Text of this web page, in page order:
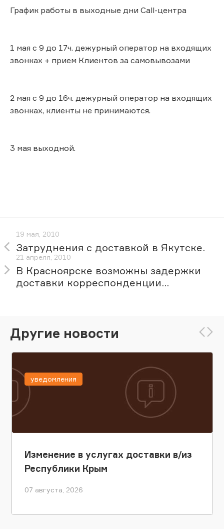
График работы в выходные дни Call-центра
1 мая с 9 до 17ч. дежурный оператор на входящих
звонках + прием Клиентов за самовывозами
2 мая с 9 до 16ч. дежурный оператор на входящих
звонках, клиенты не принимаются.
3 мая выходной.
19 мая, 2010
Затруднения с доставкой в Якутске.
21 апреля, 2010
В Красноярске возможны задержки
доставки корреспонденции...
Другие новости
Изменение в услугах доставки в/из
Республики Крым
07 августа, 2026
уведомления